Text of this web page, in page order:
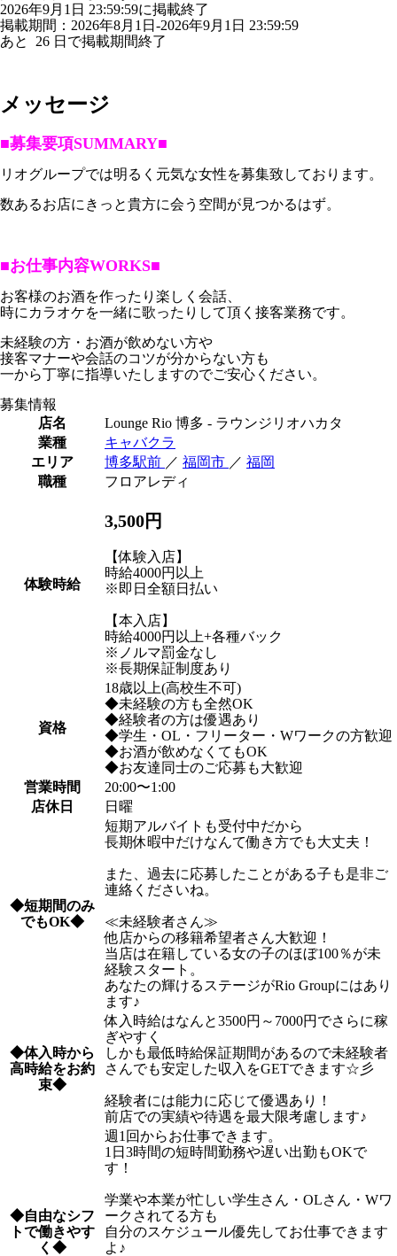
2026年9月1日 23:59:59に掲載終了
掲載期間：2026年8月1日-2026年9月1日 23:59:59
あと 26 日で掲載期間終了
メッセージ
■募集要項SUMMARY■
リオグループでは明るく元気な女性を募集致しております。
数あるお店にきっと貴方に会う空間が見つかるはず。
■お仕事内容WORKS■
お客様のお酒を作ったり楽しく会話、
時にカラオケを一緒に歌ったりして頂く接客業務です。
未経験の方・お酒が飲めない方や
接客マナーや会話のコツが分からない方も
一から丁寧に指導いたしますのでご安心ください。
募集情報
店名
Lounge Rio 博多 - ラウンジリオハカタ
業種
キャバクラ
エリア
博多駅前 ／ 福岡市 ／ 福岡
職種
フロアレディ
体験時給
3,500円
【体験入店】
時給4000円以上
※即日全額日払い
【本入店】
時給4000円以上+各種バック
※ノルマ罰金なし
※長期保証制度あり
資格
18歳以上(高校生不可)
◆未経験の方も全然OK
◆経験者の方は優遇あり
◆学生・OL・フリーター・Wワークの方歓迎
◆お酒が飲めなくてもOK
◆お友達同士のご応募も大歓迎
営業時間
20:00〜1:00
店休日
日曜
◆短期間のみ
でもOK◆
短期アルバイトも受付中だから
長期休暇中だけなんて働き方でも大丈夫！
また、過去に応募したことがある子も是非ご
連絡くださいね。
≪未経験者さん≫
他店からの移籍希望者さん大歓迎！
当店は在籍している女の子のほぼ100％が未
経験スタート。
あなたの輝けるステージがRio Groupにはあり
ます♪
◆体入時から
高時給をお約
束◆
体入時給はなんと3500円～7000円でさらに稼
ぎやすく
しかも最低時給保証期間があるので未経験者
さんでも安定した収入をGETできます☆彡
経験者には能力に応じて優遇あり！
前店での実績や待遇を最大限考慮します♪
◆自由なシフ
トで働きやす
く◆
週1回からお仕事できます。
1日3時間の短時間勤務や遅い出勤もOKで
す！
学業や本業が忙しい学生さん・OLさん・Wワ
ークされてる方も
自分のスケジュール優先してお仕事できます
よ♪